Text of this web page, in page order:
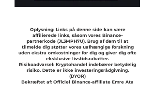
Oplysning: Links på denne side kan være
affilierede links, såsom vores Binance-
partnerkode (JL3MPH7U). Brug af dem til at
tilmelde dig støtter vores uafhængige forskning
uden ekstra omkostninger for dig og giver dig ofte
eksklusive livstidsrabatter.
Risikoadvarsel: Kryptohandel indebærer betydelig
risiko. Dette er ikke investeringsrådgivning.
(DYOR)
Bekræftet af: Officiel Binance-affiliate Emre Ata